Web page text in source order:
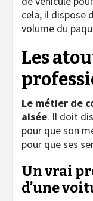
cela, il dispose
volume du
Les
Le métier de
aisée. Il doit
pour que son
pour que ses
Un vrai
d’une